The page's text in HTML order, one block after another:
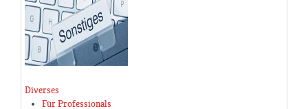
Diverses
Für Professionals